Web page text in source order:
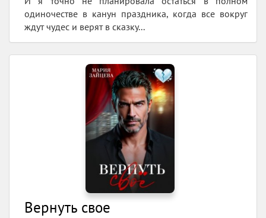
одиночестве в канун праздника, когда все вокруг
ждут чудес и верят в сказку...
Вернуть свое